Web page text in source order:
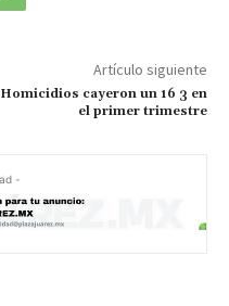
Artículo siguiente
Homicidios cayeron un 16 3 en
el primer trimestre
-